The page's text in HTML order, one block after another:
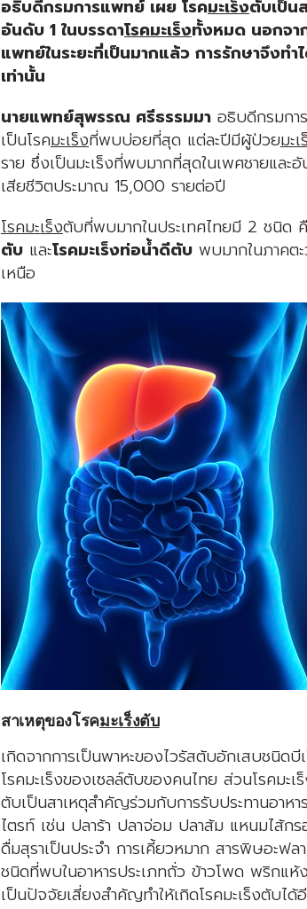
อธิบดีกรมการแพทย์ เผย โรคมะเร็งตับเป็น
อันดับ 1 ในบรรดาโรคมะเร็งทั้งหมด นอกจ
แพทย์ในระยะที่เป็นมากแล้ว การรักษาจึงทำ
เท่านั้น
นายแพทย์สุพรรณ ศรีธรรมมา อธิบดีกรมกา
เป็นโรคมะเร็งที่พบบ่อยที่สุด แต่ละปีมีผู้ป่วยมะ
ราย ซึ่งเป็นมะเร็งที่พบมากที่สุดในเพศชายแล
เสียชีวิตประมาณ 15,000 รายต่อปี
โรคมะเร็งตับที่พบมากในประเทศไทยมี 2 ชนิด
ตับ และโรคมะเร็งท่อน้ำดีตับ พบมากในภาคต
เหนือ
สาเหตุของโรคมะเร็งตับ
เกิดจากการเป็นพาหะของไวรัสตับอักเสบชนิด
โรคมะเร็งของเซลล์ตับของคนไทย ส่วนโรคมะ
ตับเป็นสาเหตุสำคัญร่วมกับการรับประทานอาหา
ไตรท์ เช่น ปลาร้า ปลาจ่อม ปลาส้ม แหนมไส้ก
ดื่มสุราเป็นประจำ การเคี้ยวหมาก สารพิษอะฟล
ชนิดที่พบในอาหารประเภทถั่ว ข้าวโพด พริกแ
เป็นปัจจัยเสี่ยงสำคัญทำให้เกิดโรคมะเร็งตับได้